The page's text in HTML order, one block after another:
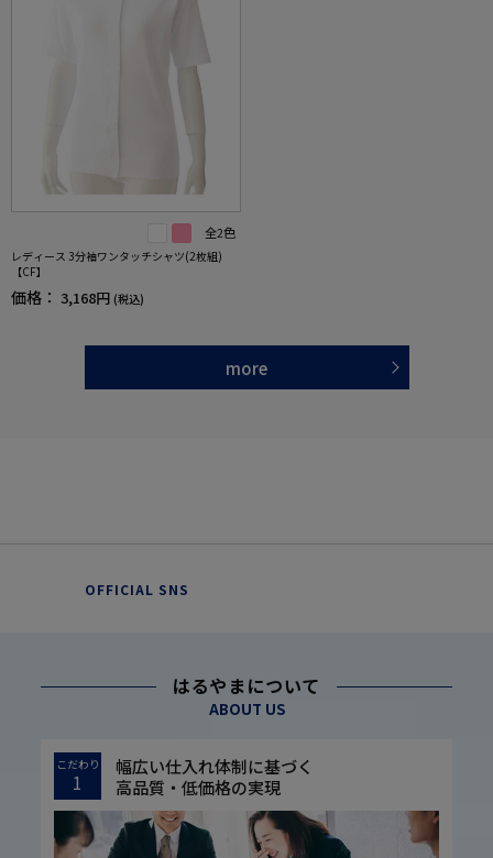
全2色
レディース 3分袖ワンタッチシャツ(2枚組)
【CF】
価格： 3,168円 (税込)
more
OFFICIAL SNS
はるやまについて
ABOUT US
こだわり
1
幅広い仕入れ体制に基づく
高品質・低価格の実現